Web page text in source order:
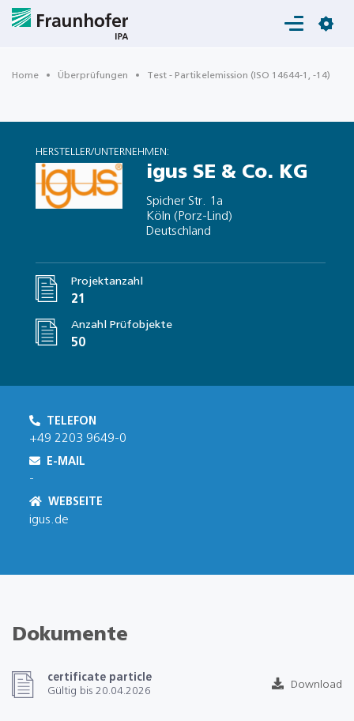
Login
Home Überprüfungen Test - Partikelemission (ISO 14644-1, -14)
HERSTELLER/UNTERNEHMEN:
igus SE & Co. KG
Spicher Str. 1a
Köln (Porz-Lind)
Deutschland
Projektanzahl
21
Anzahl Prüfobjekte
50
TELEFON
+49 2203 9649-0
E-MAIL
-
WEBSEITE
igus.de
Dokumente
certificate particle
Gültig bis 20.04.2026
Download